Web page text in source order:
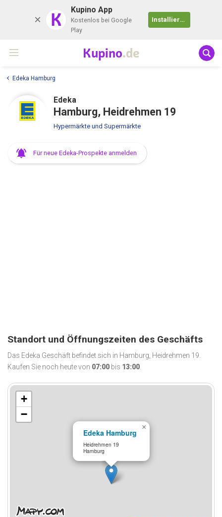
K Kupino App
Kostenlos bei Google
Play
Installieren
Kupino.de
Edeka Hamburg
Edeka
Hamburg, Heidrehmen 19
Hypermärkte und Supermärkte
Für neue Edeka-Prospekte anmelden
Standort und Öffnungszeiten des Geschäfts
Das Edeka Geschäft befindet sich in Hamburg, Heidrehmen 19.
Kaufen Sie noch heute von 07:00 bis 13:00.
Edeka Hamburg
Heidrehmen 19
Hamburg
×
+
−